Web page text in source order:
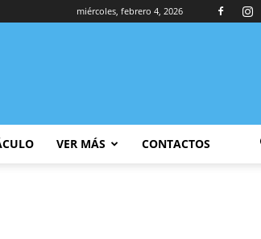
miércoles, febrero 4, 2026
VER MÁS CONTACTOS